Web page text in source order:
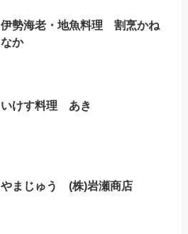
伊勢海老・地魚料理 割烹かね
なか
いけす料理 あき
やまじゅう (株)岩瀬商店